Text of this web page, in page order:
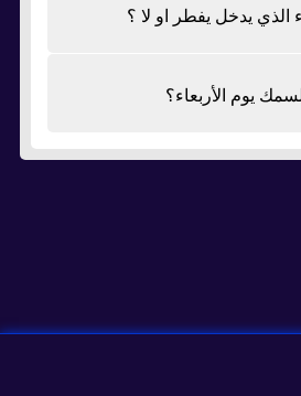
الذي يدخل يفطر او لا ؟
يوم الأربعاء؟